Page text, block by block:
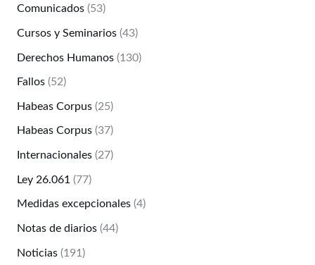
Comunicados(53)
Cursos y Seminarios(43)
Derechos Humanos(130)
Fallos(52)
Habeas Corpus(25)
Habeas Corpus(37)
Internacionales(27)
Ley 26.061 (77)
Medidas excepcionales(4)
Notas de diarios(44)
Noticias(191)